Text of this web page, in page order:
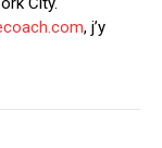
, j’y